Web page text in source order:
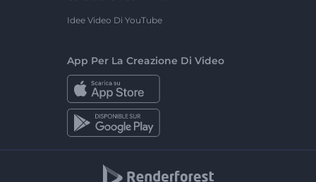
Idee Video Di YouTube
App Per La Creazione Di Video